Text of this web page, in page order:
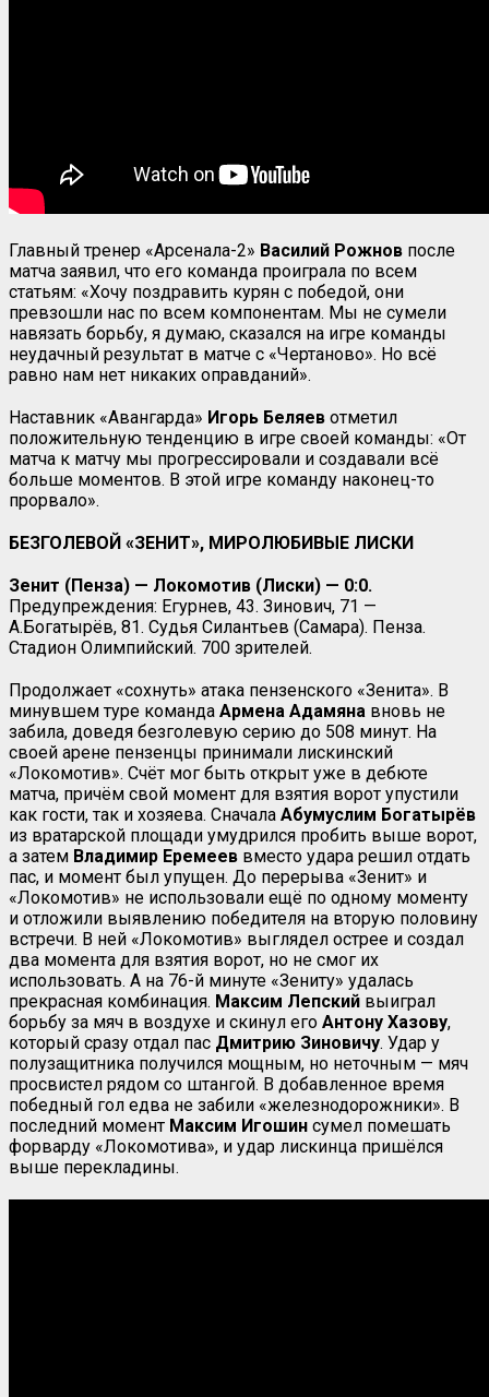
Главный тренер «Арсенала-2» Василий Рожнов после
матча заявил, что его команда проиграла по всем
статьям: «Хочу поздравить курян с победой, они
превзошли нас по всем компонентам. Мы не сумели
навязать борьбу, я думаю, сказался на игре команды
неудачный результат в матче с «Чертаново». Но всё
равно нам нет никаких оправданий».
Наставник «Авангарда» Игорь Беляев отметил
положительную тенденцию в игре своей команды: «От
матча к матчу мы прогрессировали и создавали всё
больше моментов. В этой игре команду наконец-то
прорвало».
БЕЗГОЛЕВОЙ «ЗЕНИТ», МИРОЛЮБИВЫЕ ЛИСКИ
Зенит (Пенза) — Локомотив (Лиски) — 0:0.
Предупреждения: Егурнев, 43. Зинович, 71 —
А.Богатырёв, 81. Судья Силантьев (Самара). Пенза.
Стадион Олимпийский. 700 зрителей.
Продолжает «сохнуть» атака пензенского «Зенита». В
минувшем туре команда Армена Адамяна вновь не
забила, доведя безголевую серию до 508 минут. На
своей арене пензенцы принимали лискинский
«Локомотив». Счёт мог быть открыт уже в дебюте
матча, причём свой момент для взятия ворот упустили
как гости, так и хозяева. Сначала Абумуслим Богатырёв
из вратарской площади умудрился пробить выше ворот,
а затем Владимир Еремеев вместо удара решил отдать
пас, и момент был упущен. До перерыва «Зенит» и
«Локомотив» не использовали ещё по одному моменту
и отложили выявлению победителя на вторую половину
встречи. В ней «Локомотив» выглядел острее и создал
два момента для взятия ворот, но не смог их
использовать. А на 76-й минуте «Зениту» удалась
прекрасная комбинация. Максим Лепский выиграл
борьбу за мяч в воздухе и скинул его Антону Хазову,
который сразу отдал пас Дмитрию Зиновичу. Удар у
полузащитника получился мощным, но неточным — мяч
просвистел рядом со штангой. В добавленное время
победный гол едва не забили «железнодорожники». В
последний момент Максим Игошин сумел помешать
форварду «Локомотива», и удар лискинца пришёлся
выше перекладины.